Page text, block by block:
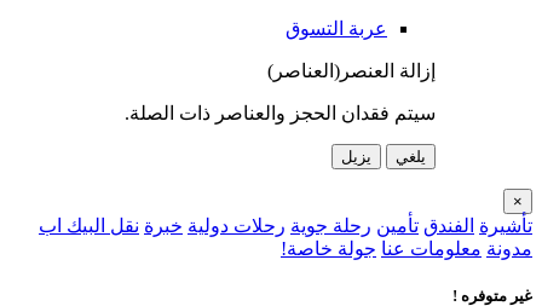
عربة التسوق
إزالة العنصر(العناصر)
سيتم فقدان الحجز والعناصر ذات الصلة.
يلغي يزيل
×
تأشيرة الفندق تأمين رحلة جوية رحلات دولية خبرة نقل البيك اب
مدونة معلومات عنا جولة خاصة!
غير متوفره !